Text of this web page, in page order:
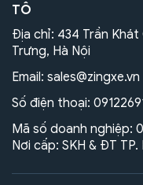
TÔ
Địa chỉ: 434 Trần Khát
Trưng, Hà Nội
Email: sales@zingxe.vn
Số điện thoại:
Mã số doanh nghiệp:
Nơi cấp: SKH & ĐT TP.